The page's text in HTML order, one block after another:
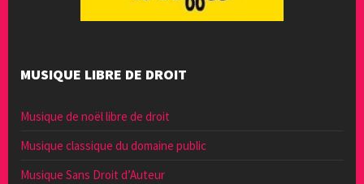
MUSIQUE LIBRE DE DROIT
Musique de noël libre de droit
Musique classique du domaine public
Musique Sans Droit d’Auteur